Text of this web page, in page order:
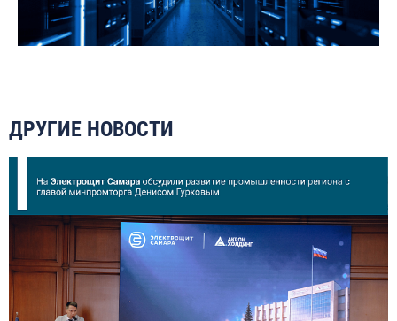
ДРУГИЕ НОВОСТИ